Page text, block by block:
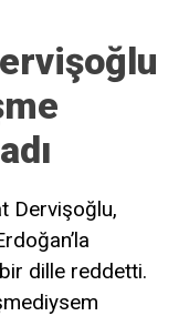
Dervişoğlu,
dille reddetti.